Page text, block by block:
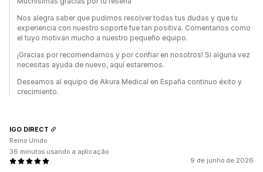
Nos alegra saber que pudimos resolver todas tus dudas y que tu
experiencia con nuestro soporte fue tan positiva. Comentarios como
el tuyo motivan mucho a nuestro pequeño equipo.
¡Gracias por recomendarnos y por confiar en nosotros! Si alguna vez
necesitas ayuda de nuevo, aquí estaremos.
Deseamos al equipo de Akura Medical en España continuo éxito y
crecimiento.
9 de junho de 2026
IGO DIRECT
Reino Unido
36 minutos usando a aplicação